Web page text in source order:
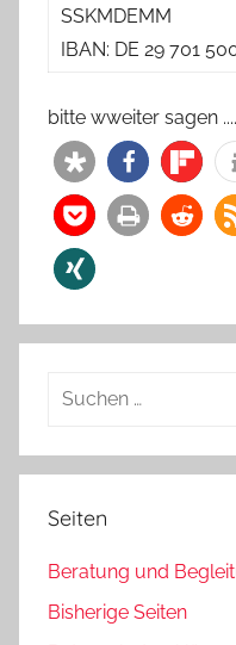
SSKMDEMM
IBAN: DE 29 701
bitte wweiter sagen ....
Suchen
Seiten
Beratung und
Bisherige Seiten